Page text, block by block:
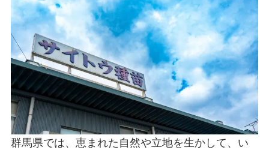
群馬県では、恵まれた自然や立地を生かして、い